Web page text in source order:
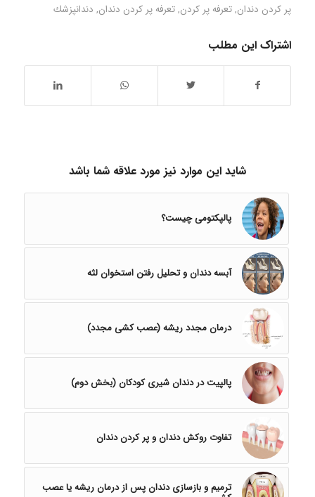
پر کردن دندان,تعرفه پر كردن,تعرفه پر كردن دندان, دندانپزشك
اشتراک این مطلب
شاید این موارد نیز مورد علاقه شما باشد
پالپکتومی چیست؟
آبسه‌ دندان و تحلیل رفتن استخوان لثه
درمان مجدد ریشه (عصب کشی مجدد)
پالپیت در دندان‌ شیری کودکان (بخش دوم)
تفاوت روکش دندان و پر کردن دندان
ترمیم و بازسازی دندان پس از درمان ریشه یا عصب‌